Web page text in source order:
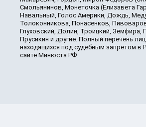
Смольянинов, Монеточка (Елизавета
Навальный, Голос Америки, Дождь,
Толоконникова, Понасенков,
Глуховский, Долин, Троицкий, Земфира,
Прусикин и другие. Полный перечень лиц
находящихся под судебным запретом в
сайте Минюста РФ.